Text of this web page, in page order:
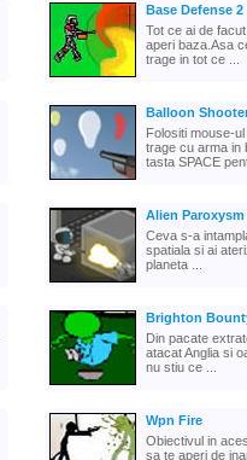
Base Defense 2
Tot ce ai de
aperi baza.Asa
trage in tot ce ...
Balloon
Folositi mouse-
trage cu arma in
tasta SPACE
Alien Paroxysm
Ceva s-a
spatiala si ai
planeta ...
Brighton
Din pacate
atacat Anglia si
nu stiu ce ...
Wpn Fire
Obiectivul in
sa te aperi de